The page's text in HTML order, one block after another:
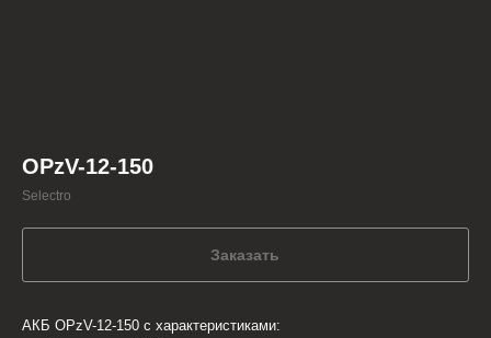
OPzV-12-150
Selectro
Заказать
АКБ OPzV-12-150 с характеристиками: